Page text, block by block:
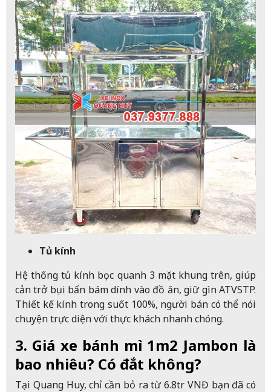
Tủ kính
Hệ thống tủ kính bọc quanh 3 mặt khung trên, giúp
cản trở bụi bẩn bám dính vào đồ ăn, giữ gìn ATVSTP.
Thiết kế kính trong suốt 100%, người bán có thể nói
chuyện trực diện với thực khách nhanh chóng.
3. Giá xe bánh mì 1m2 Jambon là
bao nhiêu? Có đắt không?
Tại Quang Huy, chỉ cần bỏ ra từ 6.8tr VNĐ bạn đã có